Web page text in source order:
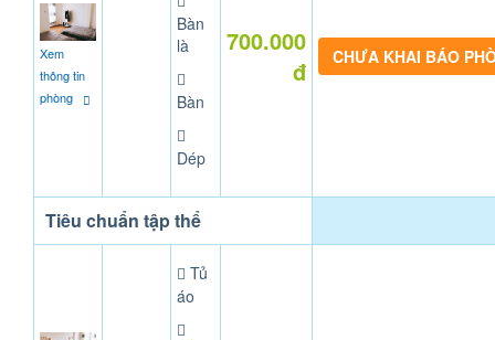
Xem
thông tin
phòng
Bàn
là
Bàn
Dép
700.000
đ
CHƯA KHAI BÁO
Tiêu chuẩn tập thể
Tủ
áo